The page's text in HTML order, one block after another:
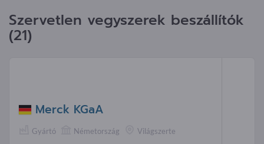
Szervetlen vegyszerek beszállítók
(21)
Merck KGaA
Gyártó Németország Világszerte